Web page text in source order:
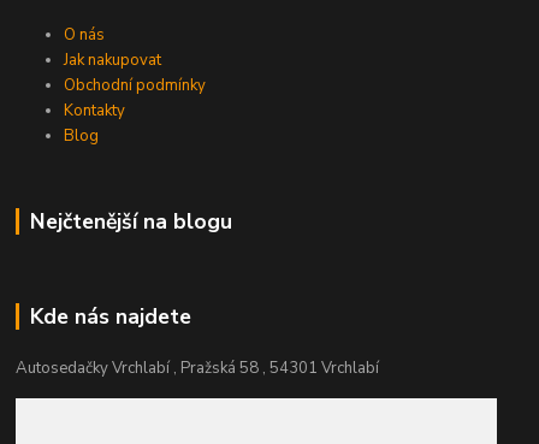
O nás
Jak nakupovat
Obchodní podmínky
Kontakty
Blog
Nejčtenější na blogu
Kde nás najdete
Autosedačky Vrchlabí , Pražská 58 , 54301 Vrchlabí